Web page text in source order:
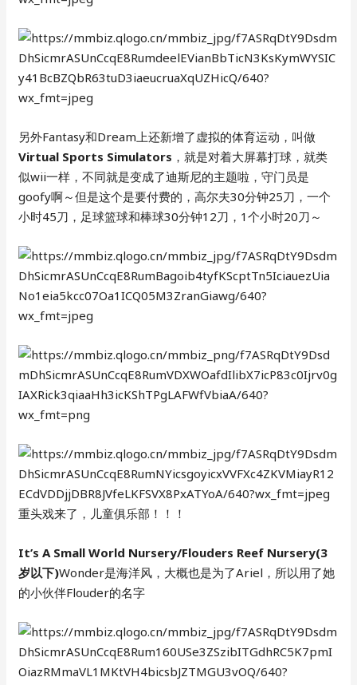
另外Fantasy和Dream上还新增了虚拟的体育运动，叫做
Virtual Sports Simulators ，就是对着大屏幕打球，就类
似wii一样，不同就是变成了迪斯尼的主题啦，守门员是
goofy啊～但是这个是要付费的，高尔夫30分钟25刀，一个
小时45刀，足球篮球和棒球30分钟12刀，1个小时20刀～
重头戏来了，儿童俱乐部！！！
It’s A Small World Nursery/Flouders Reef Nursery(3
岁以下)Wonder是海洋风，大概也是为了Ariel，所以用了她
的小伙伴Flouder的名字